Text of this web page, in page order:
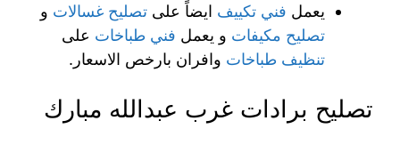
يعمل فني تكييف ايضاً على تصليح غسالات و
تصليح مكيفات و يعمل فني طباخات على
تنظيف طباخات وافران بارخص الاسعار.
تصليح برادات غرب عبدالله مبارك